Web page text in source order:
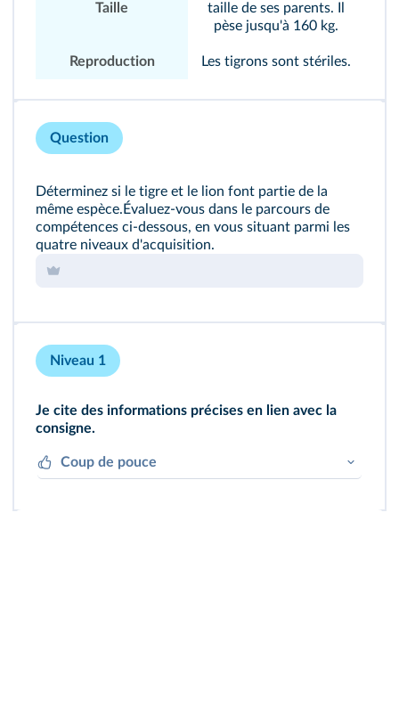
Taille
taille de ses parents. Il
pèse jusqu'à 160 kg.
Reproduction Les tigrons sont stériles.
Question
Déterminez si le tigre et le lion font partie de la
même espèce.Évaluez-vous dans le parcours de
compétences ci-dessous, en vous situant parmi les
quatre niveaux d'acquisition.
Niveau 1
Je cite des informations précises en lien avec la
consigne.
Coup de pouce